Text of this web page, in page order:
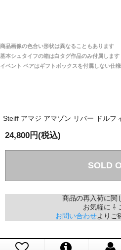
関税はすべて当店にて処理し
は一切ありません。
国内で一度検品をしますので
週間でのお届けとなります。
（稀に、通関手続き等に時間
注文のキャンセルは可能です
お取り寄せ商品となっており
大阪府 Y・W 様
「取り扱っているNetショ
兵庫県 A・K 様
「ベアちゃんの紹介分が丁
と（いつの作
埼玉県 K・I 様
「購入してから商品到着
商品画像の色合い形状は異なることもあります
基本シュタイフの箱は白タグ作品のみ付属します
イベント ベアはギフトボックスを付属しない仕
Steiff アマジ アマゾン リバー ドル
24,800円(税込)
SOLD
商品の再入荷に関
お気軽に ⇩
お問い合わせよりご